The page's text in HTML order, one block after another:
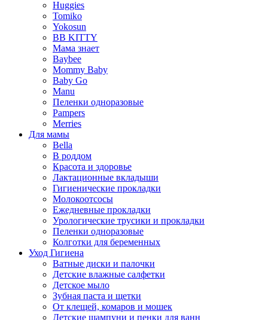
Huggies
Tomiko
Yokosun
BB KITTY
Мама знает
Baybee
Mommy Baby
Baby Go
Manu
Пеленки одноразовые
Pampers
Merries
Для мамы
Bella
В роддом
Красота и здоровье
Лактационные вкладыши
Гигиенические прокладки
Молокоотсосы
Ежедневные прокладки
Урологические трусики и прокладки
Пеленки одноразовые
Колготки для беременных
Уход Гигиена
Ватные диски и палочки
Детские влажные салфетки
Детское мыло
Зубная паста и щетки
От клещей, комаров и мошек
Детские шампуни и пенки для ванн